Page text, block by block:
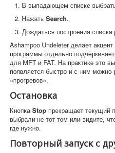
В выпадающем списке
Нажать Search.
Дождаться построения списка
Ashampoo Undeleter делает
программы отдельно
для MFT и FAT. На практике это
появляется быстро и с ним можно
«прогревов».
Остановка
КнопкаStop прекращает текущий
выбрали не тот том или видите,
где нужно.
Повторный запуск с